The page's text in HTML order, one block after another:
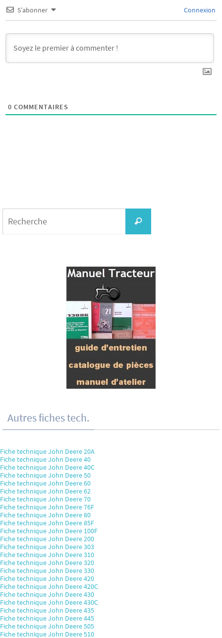
S’abonner Connexion
0 COMMENTAIRES
Recherche
Autres fiches tech.
Fiche technique John Deere 20A
Fiche technique John Deere 40
Fiche technique John Deere 40C
Fiche technique John Deere 50
Fiche technique John Deere 60
Fiche technique John Deere 62
Fiche technique John Deere 70
Fiche technique John Deere 76F
Fiche technique John Deere 80
Fiche technique John Deere 85F
Fiche technique John Deere 100F
Fiche technique John Deere 200
Fiche technique John Deere 303
Fiche technique John Deere 310
Fiche technique John Deere 320
Fiche technique John Deere 330
Fiche technique John Deere 420
Fiche technique John Deere 420C
Fiche technique John Deere 430
Fiche technique John Deere 430C
Fiche technique John Deere 435
Fiche technique John Deere 445
Fiche technique John Deere 505
Fiche technique John Deere 510